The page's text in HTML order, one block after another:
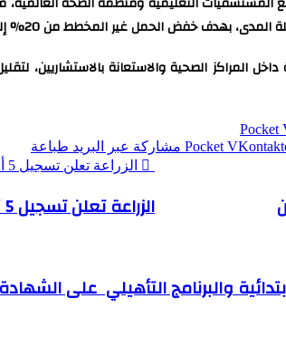
الحمل غير المخطط من 20% إلى 10% بحلول 2027.
المراكز الصحية والاستعانة
‫Pocket
‫Pocket مشاركة عبر البريد طباعة
الزراعة تعلن تسجيل 5 أصناف جديدة من الشعير والخضر: خطوة استراتيجية لتعزيز الأمن الغذائي
الزراعة تعلن تسجيل 5 أصناف جديدة من الشعير والخضر: خطوة استراتيجية لتعزيز الأمن الغذائي
والبرنامج التأهيلي على الشهادة